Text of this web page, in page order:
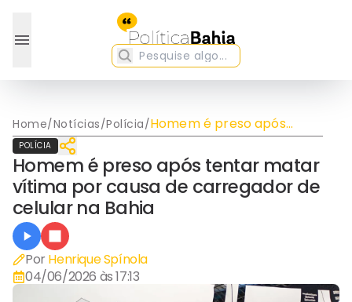
Home/Notícias/Polícia/Homem é preso após
tentar matar vítima por
causa de carregador de
celular na Bahia
POLÍCIA
Homem é preso após tentar matar
vítima por causa de carregador de
celular na Bahia
Por Henrique Spínola
04/06/2026 às 17:13